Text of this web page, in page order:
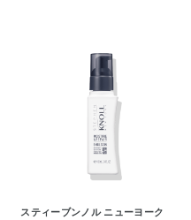
スティーブンノル ニューヨーク